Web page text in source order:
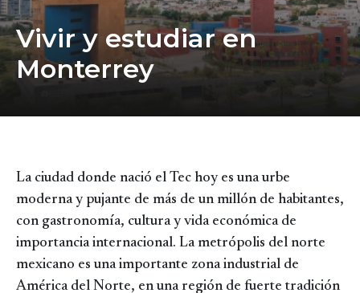
Vivir y estudiar en
Monterrey
La ciudad donde nació el Tec hoy es una urbe
moderna y pujante de más de un millón de habitantes,
con gastronomía, cultura y vida económica de
importancia internacional. La metrópolis del norte
mexicano es una importante zona industrial de
América del Norte, en una región de fuerte tradición